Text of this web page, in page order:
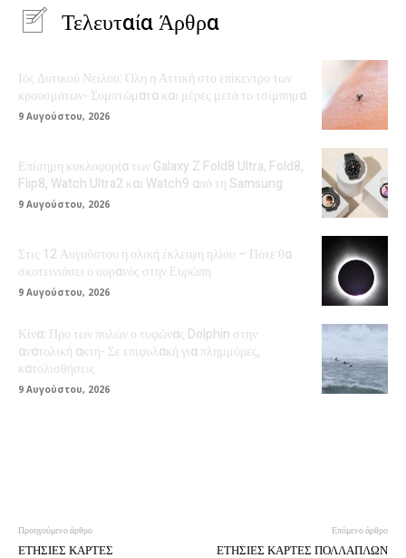
Τελευταία Άρθρα
Ιός Δυτικού Νείλου: Όλη η Αττική στο επίκεντρο των
κρουσμάτων- Συμπτώματα και μέρες μετά το τσίμπημα
9 Αυγούστου, 2026
Επίσημη κυκλοφορία των Galaxy Z Fold8 Ultra, Fold8,
Flip8, Watch Ultra2 και Watch9 από τη Samsung
9 Αυγούστου, 2026
Στις 12 Αυγούστου η ολική έκλειψη ηλίου – Πότε θα
σκοτεινιάσει ο ουρανός στην Ευρώπη
9 Αυγούστου, 2026
Κίνα: Προ των πυλών ο τυφώνας Dolphin στην
ανατολική ακτή- Σε επιφυλακή για πλημμύρες,
κατολισθήσεις
9 Αυγούστου, 2026
Προηγούμενο άρθρο
ΕΤΗΣΙΕΣ ΚΑΡΤΕΣ
Επόμενο άρθρο
ΕΤΗΣΙΕΣ ΚΑΡΤΕΣ ΠΟΛΛΑΠΛΩΝ